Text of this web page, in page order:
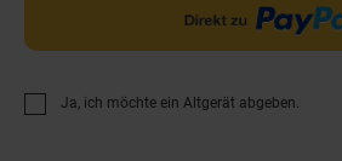
Ja, ich möchte ein Altgerät abgeben.